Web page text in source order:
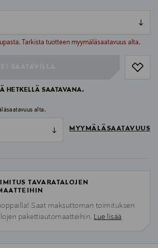
Tarkista tuotteen myymäläsaatavuus alta.
HETKELLÄ SAATAVANA.
alta.
MYYMÄLÄSAATAVUUS
TAVARATALOJEN
Saat maksuttoman toimituksen
pakettiautomaatteihin. Lue lisää